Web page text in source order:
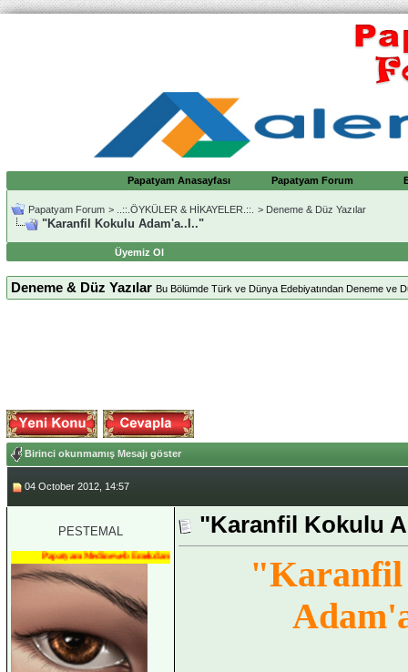
Papatyam Anasayfası Papatyam Forum
Papatyam Forum > ..::.ÖYKÜLER & HİKAYELER.::. > Deneme & Düz Yazılar
"Karanfil Kokulu Adam'a..I.."
Üyemiz Ol
Deneme & Düz Yazılar Bu Bölümde Türk ve Dünya Edebiyatından Deneme ve
Birinci okunmamış Mesajı göster
04 October 2012, 14:57
PESTEMAL
Papatyam Medineweb Emekdarı
"Karanfil Kokulu